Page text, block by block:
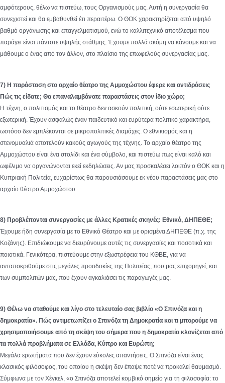
αμφότερους, θέλω να πιστεύω, τους Οργανισμούς μας. Αυτή η συνεργασία θα
συνεχιστεί και θα εμβαθυνθεί έτι περαιτέρω. Ο ΘΟΚ χαρακτηρίζεται από υψηλό
βαθμό οργάνωσης και επαγγελματισμού, ενώ το καλλιτεχνικό αποτέλεσμα που
παράγει είναι πάντοτε υψηλής στάθμης. Έχουμε πολλά ακόμη να κάνουμε και να
μάθουμε ο ένας από τον άλλον, στο πλαίσιο της επωφελούς συνεργασίας μας.
7) Η παράσταση στο αρχαίο θέατρο της Αμμοχώστου έφερε και αντιδράσεις
Πώς τις είδατε; Θα επαναλαμβάνατε παραστάσεις στον ίδιο χώρο;
Η τέχνη, ο πολιτισμός και το θέατρο δεν ασκούν πολιτική, ούτε εσωτερική ούτε
εξωτερική. Έχουν ασφαλώς έναν παιδευτικό και ευρύτερα πολιτικό χαρακτήρα,
ωστόσο δεν εμπλέκονται σε μικροπολιτικές διαμάχες. Ο εθνικισμός και η
στενομυαλιά αποτελούν κακούς αγωγούς της τέχνης. Το αρχαίο θέατρο της
Αμμοχώστου είναι ένα στολίδι και ένα σύμβολο, και πιστεύω πως είναι καλό και
ωφέλιμο να οργανώνονται εκεί εκδηλώσεις. Αν μας προσκαλέσει λοιπόν ο ΘΟΚ και η
Κυπριακή Πολιτεία, ευχαρίστως θα παρουσιάσουμε εκ νέου παραστάσεις μας στο
αρχαίο θέατρο Αμμοχώστου.
8) Προβλέπονται συνεργασίες με άλλες Κρατικές σκηνές: Εθνικό, ΔΗΠΕΘΕ;
Έχουμε ήδη συνεργασία με το Εθνικό Θέατρο και με ορισμένα ΔΗΠΕΘΕ (π.χ. της
Κοζάνης). Επιδιώκουμε να διευρύνουμε αυτές τις συνεργασίες και ποσοτικά και
ποιοτικά. Γενικότερα, πιστεύουμε στην εξωστρέφεια του ΚΘΒΕ, για να
ανταποκριθούμε στις μεγάλες προσδοκίες της Πολιτείας, που μας επιχορηγεί, και
των συμπολιτών μας, που έχουν αγκαλιάσει τις παραγωγές μας.
9) Θέλω να σταθούμε και λίγο στο τελευταίο σας βιβλίο «Ο Σπινόζα και η
δημοκρατία». Πώς αντιμετωπίζει ο Σπινόζα τη Δημοκρατία και τι μπορούμε να
χρησιμοποιήσουμε από τη σκέψη του σήμερα που η δημοκρατία κλονίζεται από
τα πολλά προβλήματα σε Ελλάδα, Κύπρο και Ευρώπη;
Μεγάλα ερωτήματα που δεν έχουν εύκολες απαντήσεις. Ο Σπινόζα είναι ένας
κλασικός φιλόσοφος, του οποίου η σκέψη δεν έπαψε ποτέ να προκαλεί θαυμασμό.
Σύμφωνα με τον Χέγκελ, «ο Σπινόζα αποτελεί κομβικό σημείο για τη φιλοσοφία: το